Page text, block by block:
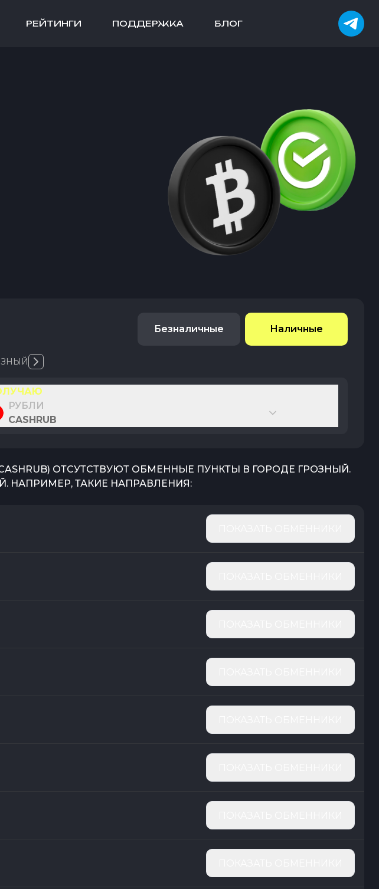
РЕЙТИНГИ ПОДДЕРЖКА БЛОГ
Безналичные Наличные
РУБЛИ
CASHRUB
) ОТСУТСТВУЮТ ОБМЕННЫЕ ПУНКТЫ В ГОРОДЕ ГРОЗНЫЙ.
. НАПРИМЕР, ТАКИЕ НАПРАВЛЕНИЯ: